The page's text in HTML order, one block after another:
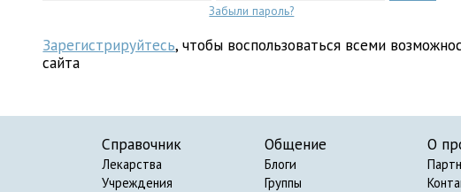
Забыли пароль?
Зарегистрируйтесь, чтобы воспользоваться всеми
сайта
Справочник
Лекарства
Учреждения
Общение
Блоги
Группы
О